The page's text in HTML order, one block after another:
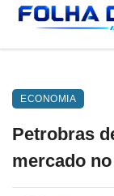
ECONOMIA
Petrobras
mercado